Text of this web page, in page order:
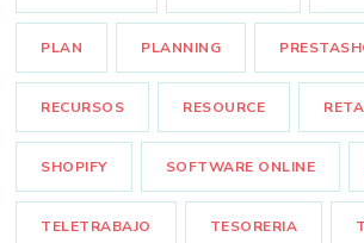
PLAN PLANNING
RECURSOS RESOURCE
SHOPIFY SOFTWARE ONLINE
TELETRABAJO TESORERIA